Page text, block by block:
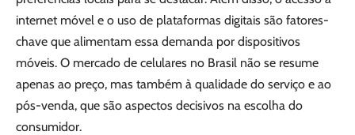
internet móvel e o uso de plataformas digitais são fatores-
chave que alimentam essa demanda por dispositivos
móveis. O mercado de celulares no Brasil não se resume
apenas ao preço, mas também à qualidade do serviço e ao
pós-venda, que são aspectos decisivos na escolha do
consumidor.